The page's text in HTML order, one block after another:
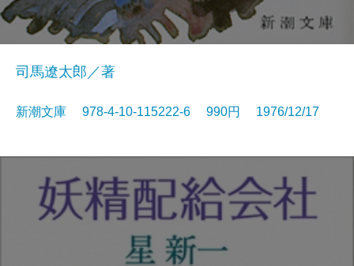
司馬遼太郎／著
新潮文庫 978-4-10-115222-6 990円 1976/12/17